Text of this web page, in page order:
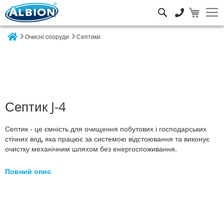
Очисні споруди Септики
Септик J-4
Септик - це ємність для очищення побутових і господарських
стічних вод, яка працює за системою відстоювання та виконує
очистку механічним шляхом без енергоспоживання.
Повний опис